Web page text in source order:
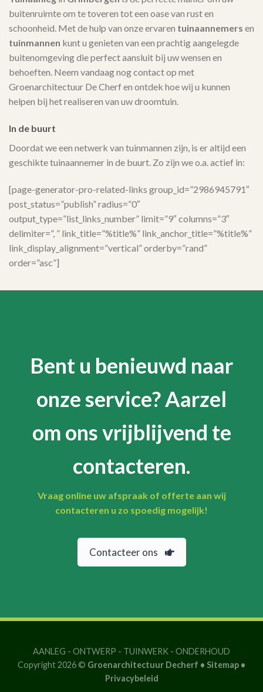
buitenruimte om te toveren tot een oase van rust en
schoonheid. Met de hulp van onze ervaren tuinaannemers en
tuinmannen kunt u genieten van een prachtig aangelegde
buitenomgeving die perfect aansluit bij uw wensen en
behoeften. Neem vandaag nog contact op met
Groenarchitectuur De Cherf en ontdek hoe wij u kunnen
helpen bij het realiseren van uw droomtuin.
In de buurt
Doordat we een netwerk van tuinmannen zijn, is er altijd een
geschikte tuinaannemer in de buurt. Zo zijn we o.a. actief in:
[page-generator-pro-related-links group_id=”2986945791″
post_status=”publish” radius=”0″
output_type=”list_links_number” limit=”9″ columns=”3″
delimiter=”, ” link_title=”%title%” link_anchor_title=”%title%”
link_display_alignment=”vertical” orderby=”rand”
order=”asc”]
Bent u benieuwd naar
onze service? Aarzel
om ons vrijblijvend te
contacteren.
Vraag online uw afspraak of offerte aan wij
contacteren u zo spoedig mogelijk!
Contacteer ons
AANLEG - ONTWERP - TUINWERK - ONDERHOUD
Copyright 2026 © Groenarchitectuur Decherf • Sitemap •
Privacybeleid